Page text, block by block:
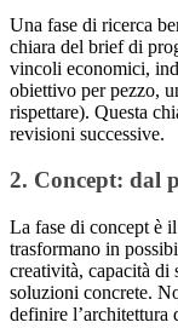
Una fase di ricerca
chiara del brief di
vincoli economici,
obiettivo per pezzo,
rispettare). Questa
revisioni successive.
2. Concept: dal
La fase di concept è
trasformano in
creatività, capacità di
soluzioni concrete.
definire l’architettura